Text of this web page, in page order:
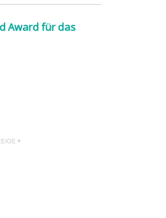
Award für das